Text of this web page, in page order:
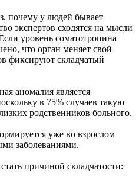
почему у людей бывает
экспертов сходятся на мысли
уровень соматотропина
что орган меняет свой
фиксируют складчатый
аномалия является
в 75% случаев такую
родственников больного.
уже во взрослом
заболеваниями.
причиной складчатости: